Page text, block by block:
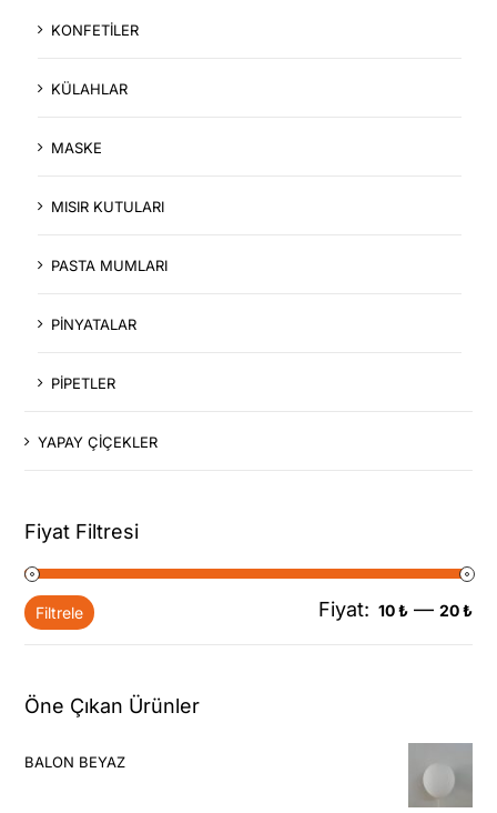
KONFETİLER
KÜLAHLAR
MASKE
MISIR KUTULARI
PASTA MUMLARI
PİNYATALAR
PİPETLER
YAPAY ÇİÇEKLER
Fiyat Filtresi
En
En
Filtrele Fiyat: 10 ₺— 20 ₺
Öne Çıkan Ürünler
BALON BEYAZ